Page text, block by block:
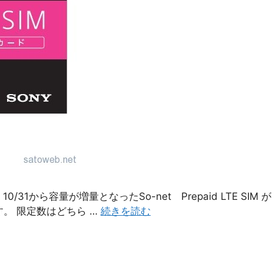
31から容量が増量となったSo-net Prepaid LTE SIM が
。 限定数はどちら … 続きを読む